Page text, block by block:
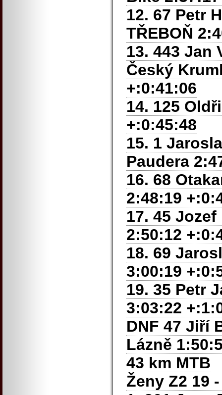
12. 67 Petr
TŘEBOŇ
13. 443 Jan
Český
+:0:41:06
14. 125
+:0:45:48
15. 1
Paudera
16. 68
2:48:19
17. 45
2:50:12
18. 69
3:00:19
19. 35 Petr
3:03:22
DNF 47 Jiří
Lázně
43 km MTB
Ženy Z2 19